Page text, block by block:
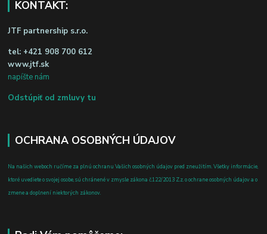
KONTAKT:
JTF partnership s.r.o.
tel: +421 908 700 612
www.jtf.sk
napíšte nám
Odstúpiť od zmluvy tu
OCHRANA OSOBNÝCH ÚDAJOV
Na našich weboch ručíme za plnú ochranu Vašich osobných údajov pred zneužitím. Všetky informácie,
ktoré uvediete o svojej osobe, sú chránené v zmysle zákona č.122/2013 Z.z. o ochrane osobných údajov a o
zmene a doplnení niektorých zákonov.